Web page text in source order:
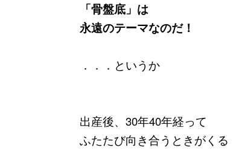
「骨盤底」は
永遠のテーマなのだ！
．．．というか
出産後、30年40年経って
ふたたび向き合うときがくる